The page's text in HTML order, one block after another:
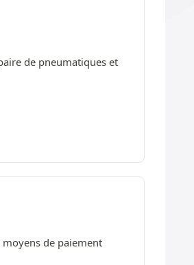
de pneumatiques et
de paiement